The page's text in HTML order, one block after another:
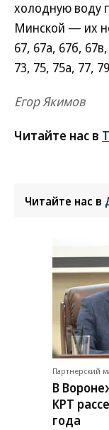
холодную воду
Минской — их
67, 67а, 67б,
73, 75, 75а, 77,
Егор Якимов
Читайте нас в
Читайте нас в
Партнерский
В
КРТ
года